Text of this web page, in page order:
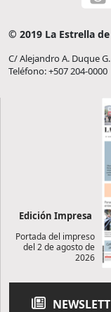
© 2019 La Estrella
C/ Alejandro A. Duque
Teléfono: +507 204-0000
Edición Impresa
Portada del impreso
del 2 de agosto de
2026